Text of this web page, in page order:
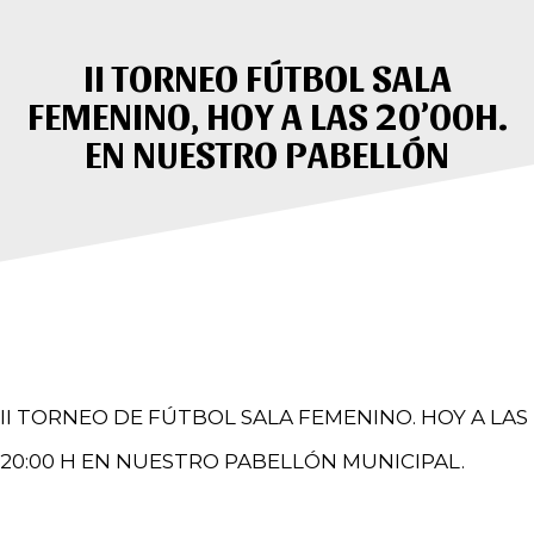
II TORNEO FÚTBOL SALA
FEMENINO, HOY A LAS 20’00H.
EN NUESTRO PABELLÓN
II TORNEO DE FÚTBOL SALA FEMENINO. HOY A LAS
20:00 H EN NUESTRO PABELLÓN MUNICIPAL.